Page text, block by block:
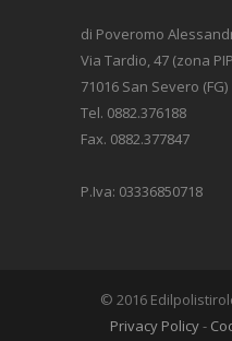
di Poveromo
Via Tardio, 47 (zona
71016 San Severo (FG)
Tel. 0882.376188
Fax. 0882.377847
P.Iva: 03336850718
© 2016
Privacy Policy-